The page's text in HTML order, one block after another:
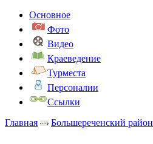
Основное
Фото
Видео
Краеведение
Турместа
Персоналии
Ссылки
Главная
Большереченский район